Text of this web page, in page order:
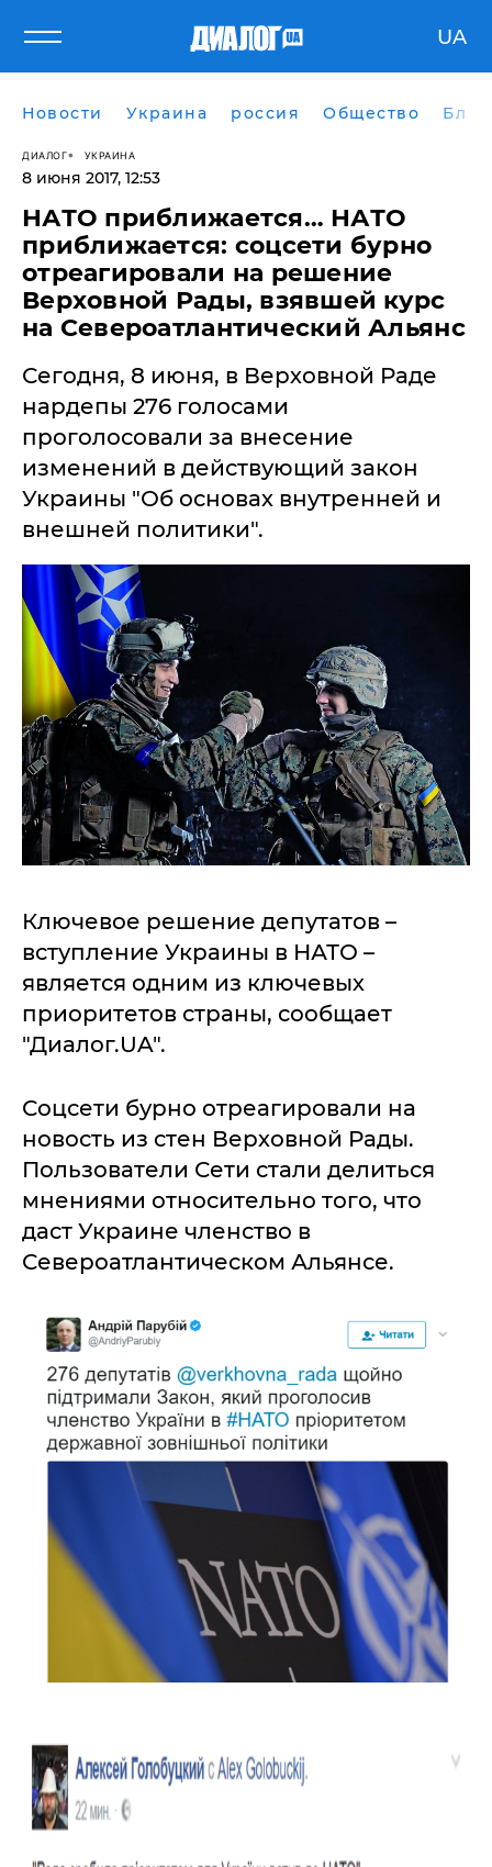
UA
Новости Украина россия Общество
ДИАЛОГ УКРАИНА
8 июня 2017, 12:53
​НАТО приближается… НАТО
приближается: соцсети бурно
отреагировали на решение
Верховной Рады, взявшей курс
на Североатлантический Альянс
Сегодня, 8 июня, в Верховной Раде
нардепы 276 голосами
проголосовали за внесение
изменений в действующий закон
Украины "Об основах внутренней и
внешней политики".
Ключевое решение депутатов –
вступление Украины в НАТО –
является одним из ключевых
приоритетов страны, сообщает
"Диалог.UA".
Соцсети бурно отреагировали на
новость из стен Верховной Рады.
Пользователи Сети стали делиться
мнениями относительно того, что
даст Украине членство в
Североатлантическом Альянсе.